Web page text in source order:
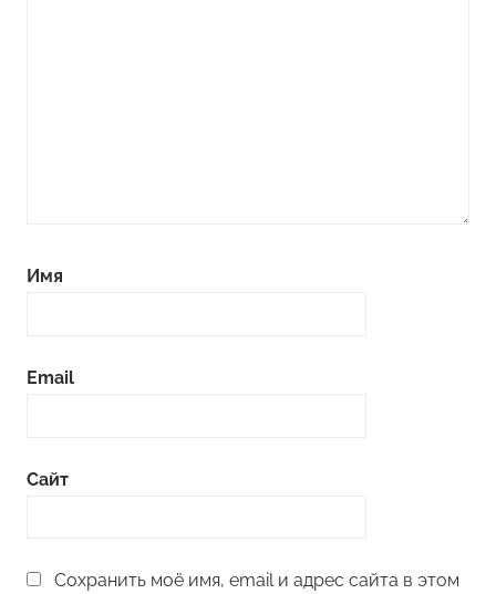
Имя
Email
Сайт
Сохранить моё имя, email и адрес сайта в этом